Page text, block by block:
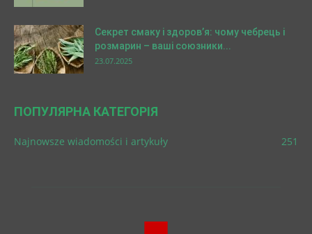
Секрет смаку і здоров’я: чому чебрець і
розмарин – ваші союзники...
23.07.2025
ПОПУЛЯРНА КАТЕГОРІЯ
Najnowsze wiadomości i artykuły 251